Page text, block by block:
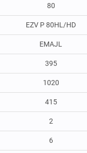
80
EZV P 80HL/HD
EMAJL
395
1020
415
2
6